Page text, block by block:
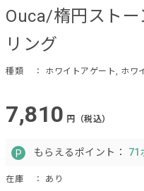
Ouca/楕円スト
リング
種類 ： ホワイトアゲート, ホワ
7,810 円（税込）
もらえるポイント： 71
在庫 ： あり